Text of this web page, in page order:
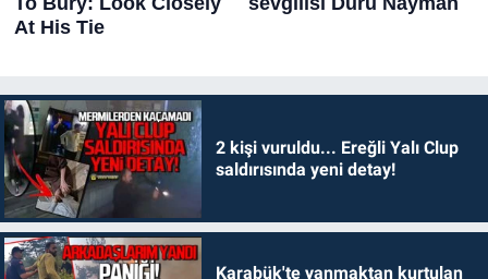
2 kişi vuruldu... Ereğli Yalı Clup
saldırısında yeni detay!
Karabük'te yanmaktan kurtulan